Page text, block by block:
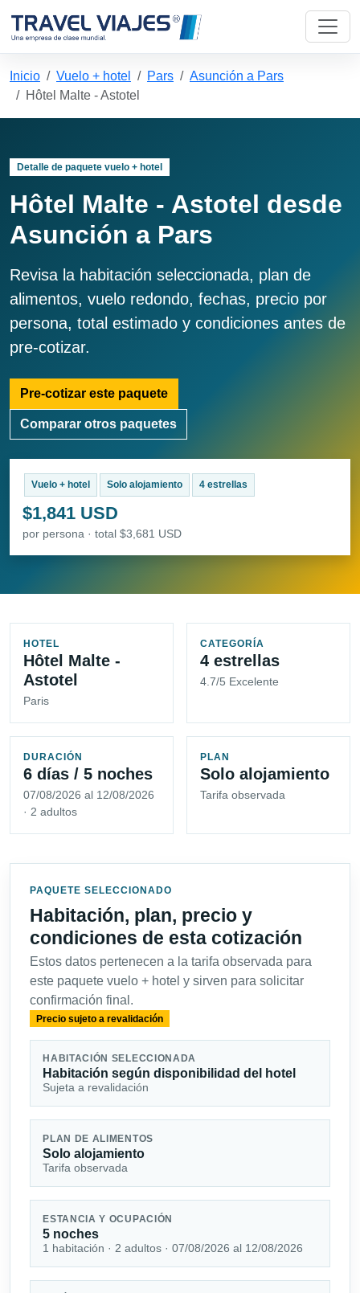
Inicio Vuelo + hotel Pars
Asunción a Pars
Hôtel Malte - Astotel
Detalle de paquete vuelo + hotel
Hôtel Malte - Astotel desde
Asunción a Pars
Revisa la habitación seleccionada, plan de
alimentos, vuelo redondo, fechas, precio por
persona, total estimado y condiciones antes de
pre-cotizar.
Pre-cotizar este paquete
Comparar otros paquetes
Vuelo + hotel Solo alojamiento 4 estrellas
$1,841 USD
por persona · total $3,681 USD
HOTEL
Hôtel Malte -
Astotel
Paris
CATEGORÍA
4 estrellas
4.7/5 Excelente
DURACIÓN
6 días / 5 noches
07/08/2026 al 12/08/2026
· 2 adultos
PLAN
Solo alojamiento
Tarifa observada
PAQUETE SELECCIONADO
Habitación, plan, precio y
condiciones de esta cotización
Estos datos pertenecen a la tarifa observada para
este paquete vuelo + hotel y sirven para solicitar
confirmación final.
Precio sujeto a revalidación
HABITACIÓN SELECCIONADA
Habitación según disponibilidad del hotel
Sujeta a revalidación
PLAN DE ALIMENTOS
Solo alojamiento
Tarifa observada
ESTANCIA Y OCUPACIÓN
5 noches
1 habitación · 2 adultos · 07/08/2026 al 12/08/2026